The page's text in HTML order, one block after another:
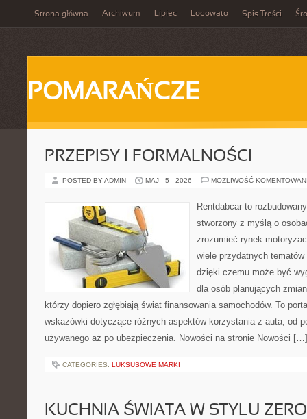
Strona główna Archiwum Lipiec Lodowato Spis Treści
POMARAŃCZE
PRZEPISY I FORMALNOŚCI
POSTED BY ADMIN MAJ - 5 - 2026 MOŻLIWOŚĆ
Rentdabcar to
stworzony z myślą o
zrozumieć rynek
wiele przydatnych
dzięki czemu może być
dla osób planujących
którzy dopiero zgłębiają świat finansowania samochodów. To
wskazówki dotyczące różnych aspektów korzystania z auta, od
używanego aż po ubezpieczenia. Nowości na stronie Nowości […]
CATEGORIES: LUKSUSOWE MARKI
KUCHNIA ŚWIATA W STYLU